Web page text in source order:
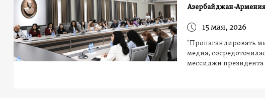
Азербайджан-
15 мая, 2026
"Пропагандировать
медиа,
мессиджи президента